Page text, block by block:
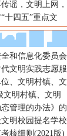
谣，文明上网，
十四五”重点文
和信息化委员会
文明实践志愿服
、文明村镇、文
文明村镇、文明
管理的办法》的
明校园提名学校
核细则(2021版)